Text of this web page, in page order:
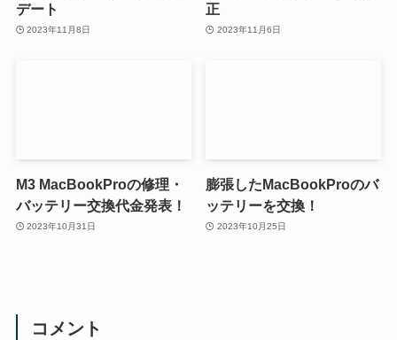
デート
2023年11月8日
正
2023年11月6日
M3 MacBookProの修理・
バッテリー交換代金発表！
2023年10月31日
膨張したMacBookProのバ
ッテリーを交換！
2023年10月25日
コメント